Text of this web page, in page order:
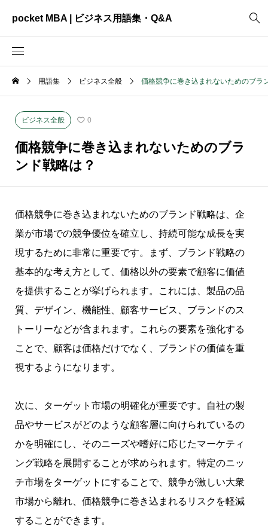
pocket MBA | ビジネス用語集・Q&A
ビジネス全般 2465
資料作成
創業計画
コンサルティング
用語集 ビジネス全般 価格競争に巻き込まれないためのブラ
ビジネス全般 0
価格競争に巻き込まれないためのブラ
ンド戦略は？
価格競争に巻き込まれないためのブランド戦略は、企
業が市場での競争優位を確立し、持続可能な成長を実
現するために非常に重要です。まず、ブランド戦略の
基本的な考え方として、価格以外の要素で顧客に価値
を提供することが挙げられます。これには、製品の品
質、デザイン、機能性、顧客サービス、ブランドのス
トーリーなどが含まれます。これらの要素を強化する
ことで、顧客は価格だけでなく、ブランドの価値を重
視するようになります。
次に、ターゲット市場の明確化が重要です。自社の製
品やサービスがどのような顧客層に向けられているの
かを明確にし、そのニーズや嗜好に応じたマーケティ
ング戦略を展開することが求められます。特定のニッ
チ市場をターゲットにすることで、競争が激しい大衆
市場から離れ、価格競争に巻き込まれるリスクを軽減
することができます。